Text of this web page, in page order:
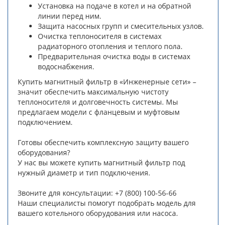
Установка на подаче в котел и на обратной
линии перед ним.
Защита насосных групп и смесительных узлов.
Очистка теплоносителя в системах
радиаторного отопления и теплого пола.
Предварительная очистка воды в системах
водоснабжения.
Купить магнитный фильтр в «Инженерные сети» –
значит обеспечить максимальную чистоту
теплоносителя и долговечность системы. Мы
предлагаем модели с фланцевым и муфтовым
подключением.
Готовы обеспечить комплексную защиту вашего
оборудования?
У нас вы можете купить магнитный фильтр под
нужный диаметр и тип подключения.
Звоните для консультации: +7 (800) 100-56-66
Наши специалисты помогут подобрать модель для
вашего котельного оборудования или насоса.